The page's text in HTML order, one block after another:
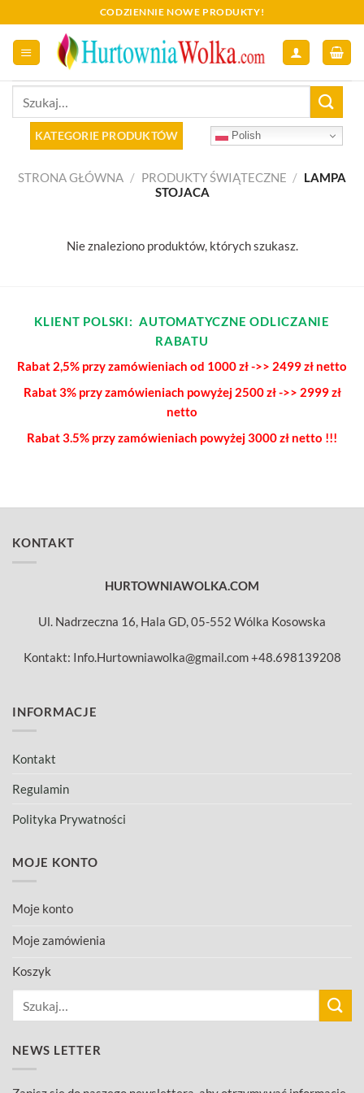
to
content
CODZIENNIE NOWE PRODUKTY!
KATEGORIE PRODUKTÓW Polish
STRONA GŁÓWNA / PRODUKTY ŚWIĄTECZNE / LAMPA
STOJACA
Nie znaleziono produktów, których szukasz.
KLIENT POLSKI: AUTOMATYCZNE ODLICZANIE
RABATU
Rabat 2,5% przy zamówieniach od 1000 zł ->> 2499 zł netto
Rabat 3% przy zamówieniach powyżej 2500 zł ->> 2999 zł
netto
Rabat 3.5% przy zamówieniach powyżej 3000 zł netto !!!
KONTAKT
HURTOWNIAWOLKA.COM
Ul. Nadrzeczna 16, Hala GD, 05-552 Wólka Kosowska
Kontakt: Info.Hurtowniawolka@gmail.com +48.698139208
INFORMACJE
Kontakt
Regulamin
Polityka Prywatności
MOJE KONTO
Moje konto
Moje zamówienia
Koszyk
NEWS LETTER